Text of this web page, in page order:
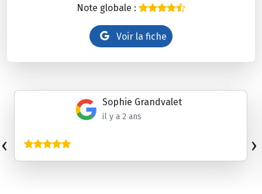
Note globale :
Voir la fiche
Sophie Grandvalet
il y a 2 ans
‹ ›